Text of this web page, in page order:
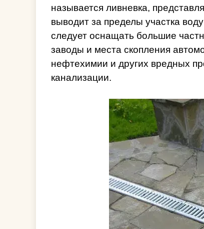
называется ливневка,
выводит за пределы участка
следует оснащать большие
заводы и места скопления
нефтехимии и других вредных
канализации.